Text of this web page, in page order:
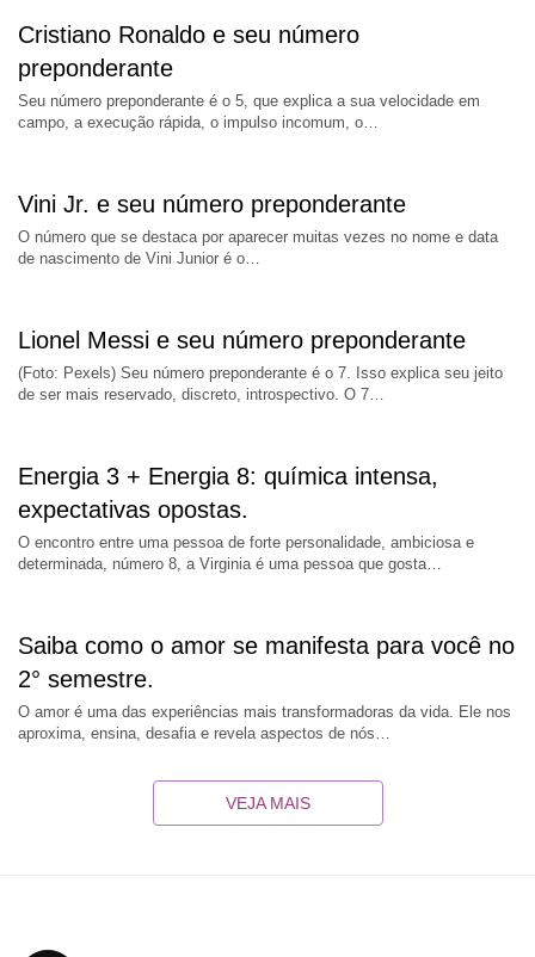
Cristiano Ronaldo e seu número
preponderante
Seu número preponderante é o 5, que explica a sua velocidade em
campo, a execução rápida, o impulso incomum, o…
Vini Jr. e seu número preponderante
O número que se destaca por aparecer muitas vezes no nome e data
de nascimento de Vini Junior é o…
Lionel Messi e seu número preponderante
(Foto: Pexels) Seu número preponderante é o 7. Isso explica seu jeito
de ser mais reservado, discreto, introspectivo. O 7…
Energia 3 + Energia 8: química intensa,
expectativas opostas.
O encontro entre uma pessoa de forte personalidade, ambiciosa e
determinada, número 8, a Virginia é uma pessoa que gosta…
Saiba como o amor se manifesta para você no
2° semestre.
O amor é uma das experiências mais transformadoras da vida. Ele nos
aproxima, ensina, desafia e revela aspectos de nós…
VEJA MAIS